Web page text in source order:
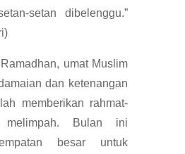
setan dibelenggu.”
umat Muslim
dan ketenangan
memberikan rahmat-
Bulan ini
besar untuk